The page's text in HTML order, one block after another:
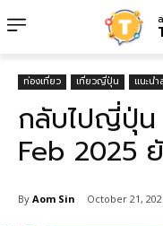
ท่องเที่ยว เที่ยวญี่ปุ่น แนะน
กลับไปญี่ปุ่
Feb 2025
By Aom Sin October 21,